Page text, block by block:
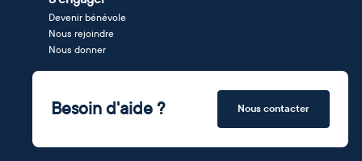
Devenir bénévole
Nous rejoindre
Nous donner
Besoin d'aide ? Nous contacter